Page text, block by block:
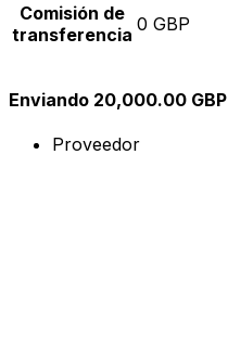
Comisión de
transferencia 0 GBP
Enviando 20,000.00 GBP
Proveedor